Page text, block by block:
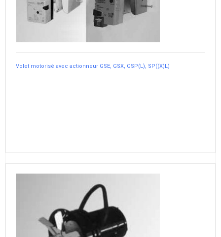
Volet motorisé avec actionneur GSE, GSX, GSP(L), SP((X)L)